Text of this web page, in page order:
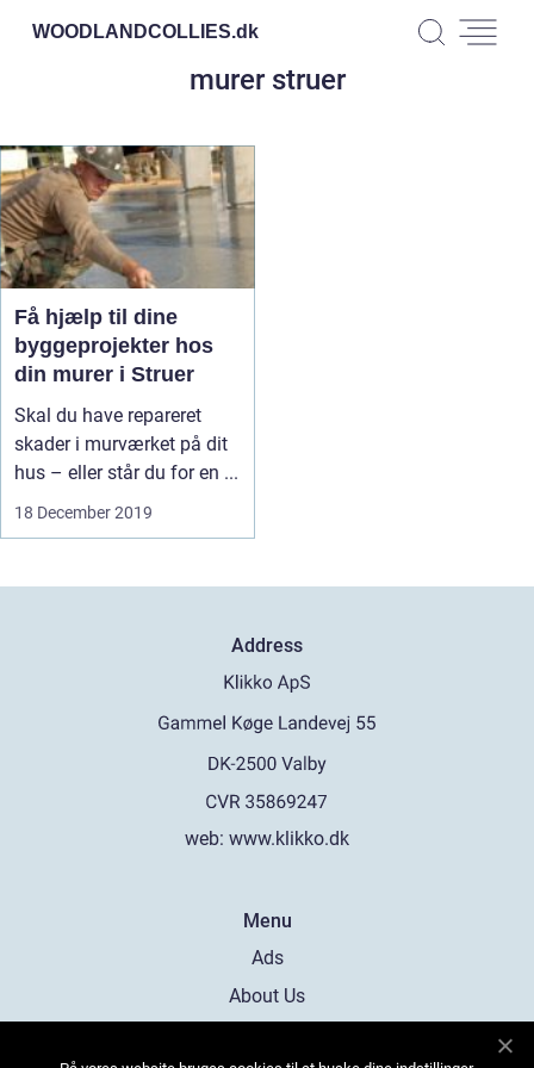
WOODLANDCOLLIES.dk
murer struer
Få hjælp til dine
byggeprojekter hos
din murer i Struer
Skal du have repareret
skader i murværket på dit
hus – eller står du for en ...
18 December 2019
Address
web: www.klikko.dk
Menu
Ads
About Us